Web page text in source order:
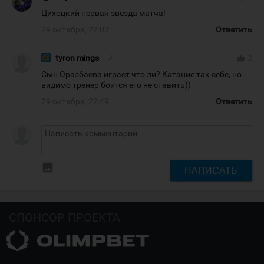
Цихоцкий первая звезда матча!
Ответить
tyron mings
Сын Оразбаева играет что ли? Катание так себе, но
видимо тренер боится его не ставить))
Ответить
НАПИСАТЬ